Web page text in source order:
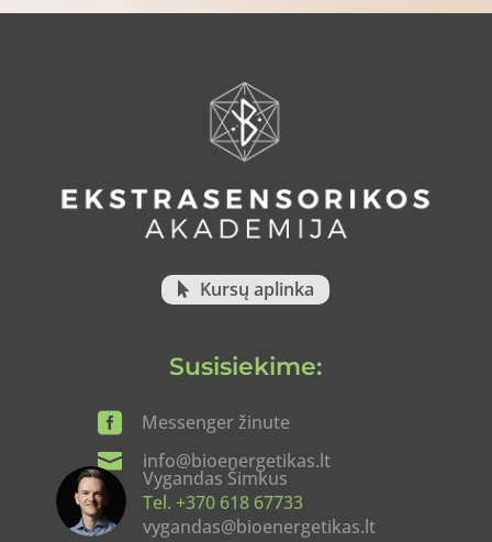
Kursų aplinka
Susisiekime:

Messenger žinute

info@bioenergetikas.lt
Vygandas Šimkus
Tel. +370 618 67733
vygandas@bioenergetikas.lt